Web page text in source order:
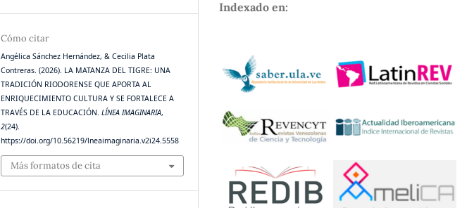
Cómo citar
Angélica Sánchez Hernández, & Cecilia Plata
Contreras. (2026). LA MATANZA DEL TIGRE: UNA
TRADICIÓN RIODORENSE QUE APORTA AL
ENRIQUECIMIENTO CULTURA Y SE FORTALECE A
TRAVÉS DE LA EDUCACIÓN.LÍNEA IMAGINARIA,
2(24).
https://doi.org/10.56219/lneaimaginaria.v2i24.5558
Más formatos de cita
Indexado en: